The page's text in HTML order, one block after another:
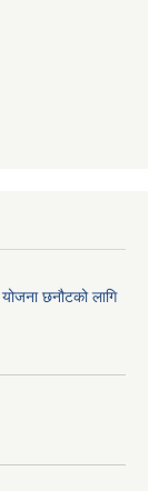
छनौटको लागि